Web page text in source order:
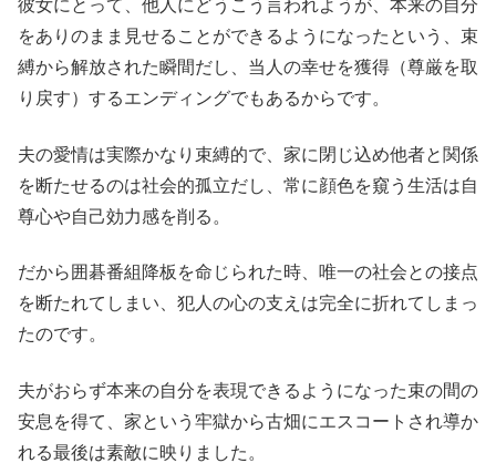
彼女にとって、他人にどうこう言われようが、本来の自分
をありのまま見せることができるようになったという、束
縛から解放された瞬間だし、当人の幸せを獲得（尊厳を取
り戻す）するエンディングでもあるからです。
夫の愛情は実際かなり束縛的で、家に閉じ込め他者と関係
を断たせるのは社会的孤立だし、常に顔色を窺う生活は自
尊心や自己効力感を削る。
だから囲碁番組降板を命じられた時、唯一の社会との接点
を断たれてしまい、犯人の心の支えは完全に折れてしまっ
たのです。
夫がおらず本来の自分を表現できるようになった束の間の
安息を得て、家という牢獄から古畑にエスコートされ導か
れる最後は素敵に映りました。